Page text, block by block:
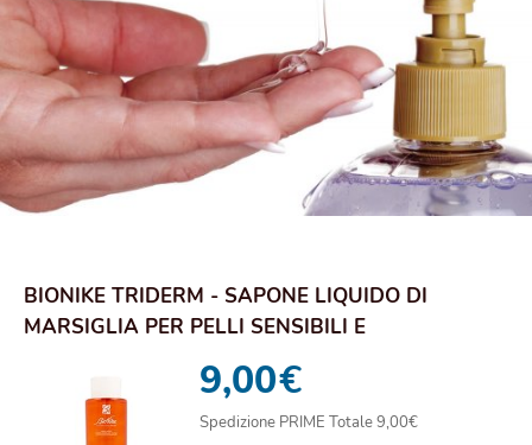
BIONIKE TRIDERM - SAPONE LIQUIDO DI
MARSIGLIA PER PELLI SENSIBILI E
9,00€
Spedizione PRIME Totale 9,00€